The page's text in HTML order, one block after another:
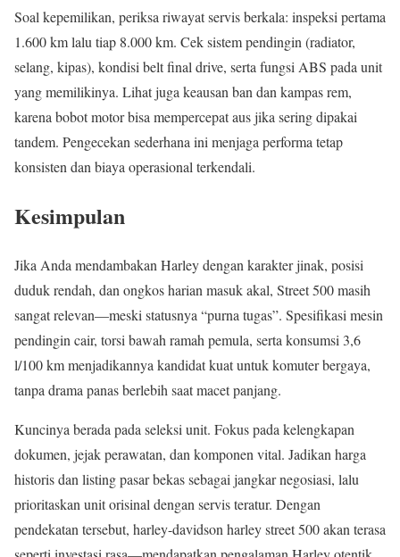
Soal kepemilikan, periksa riwayat servis berkala: inspeksi pertama
1.600 km lalu tiap 8.000 km. Cek sistem pendingin (radiator,
selang, kipas), kondisi belt final drive, serta fungsi ABS pada unit
yang memilikinya. Lihat juga keausan ban dan kampas rem,
karena bobot motor bisa mempercepat aus jika sering dipakai
tandem. Pengecekan sederhana ini menjaga performa tetap
konsisten dan biaya operasional terkendali.
Kesimpulan
Jika Anda mendambakan Harley dengan karakter jinak, posisi
duduk rendah, dan ongkos harian masuk akal, Street 500 masih
sangat relevan—meski statusnya “purna tugas”. Spesifikasi mesin
pendingin cair, torsi bawah ramah pemula, serta konsumsi 3,6
l/100 km menjadikannya kandidat kuat untuk komuter bergaya,
tanpa drama panas berlebih saat macet panjang.
Kuncinya berada pada seleksi unit. Fokus pada kelengkapan
dokumen, jejak perawatan, dan komponen vital. Jadikan harga
historis dan listing pasar bekas sebagai jangkar negosiasi, lalu
prioritaskan unit orisinal dengan servis teratur. Dengan
pendekatan tersebut, harley-davidson harley street 500 akan terasa